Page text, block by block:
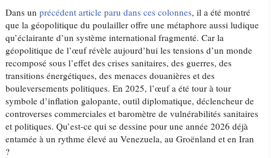
Dans unprécédent article paru dans ces colonnes, il a été montré
que la géopolitique du poulailler offre une métaphore aussi ludique
qu’éclairante d’un système international fragmenté. Car la
géopolitique de l’œuf révèle aujourd’hui les tensions d’un monde
recomposé sous l’effet des crises sanitaires, des guerres, des
transitions énergétiques, des menaces douanières et des
bouleversements politiques. En 2025, l’œuf a été tour à tour
symbole d’inflation galopante, outil diplomatique, déclencheur de
controverses commerciales et baromètre de vulnérabilités sanitaires
et politiques. Qu’est-ce qui se dessine pour une année 2026 déjà
entamée à un rythme élevé au Venezuela, au Groënland et en Iran
?